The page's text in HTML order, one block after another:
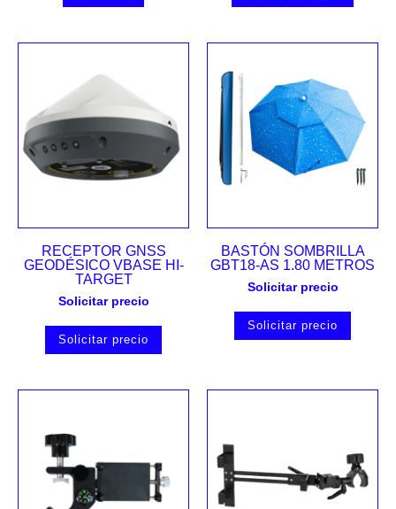
RECEPTOR GNSS
GEODÉSICO VBASE HI-
TARGET
Solicitar precio
Solicitar precio
BASTÓN SOMBRILLA
GBT18-AS 1.80 METROS
Solicitar precio
Solicitar precio